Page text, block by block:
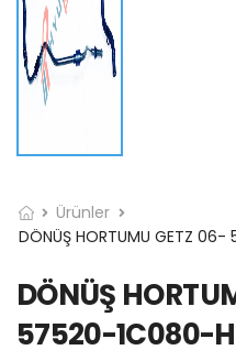
Ürünler
DÖNÜŞ HORTUMU GETZ
DÖNÜŞ
57520-1C080-